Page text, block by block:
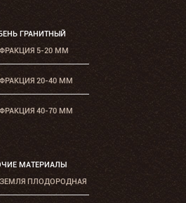
ГРАНИТНЫЙ
ФРАКЦИЯ 5-20 ММ
ФРАКЦИЯ 20-40 ММ
ФРАКЦИЯ 40-70 ММ
МАТЕРИАЛЫ
ЗЕМЛЯ ПЛОДОРОДНАЯ